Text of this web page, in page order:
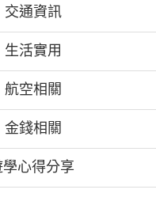
交通資訊
生活實用
航空相關
金錢相關
學心得分享